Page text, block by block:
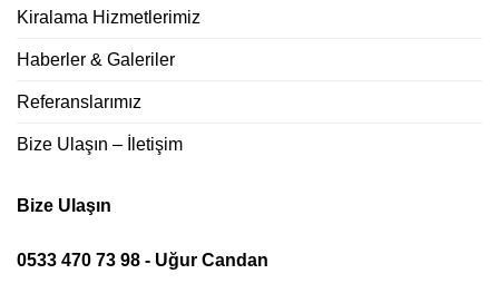
Kiralama Hizmetlerimiz
Haberler & Galeriler
Referanslarımız
Bize Ulaşın – İletişim
Bize Ulaşın
0533 470 73 98 - Uğur Candan